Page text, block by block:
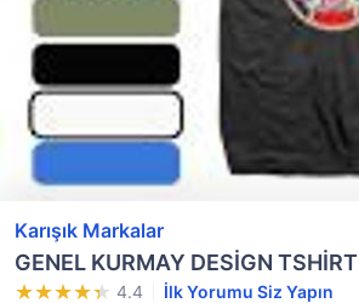
Karışık Markalar
GENEL KURMAY DESİGN TSHİRT
4.4 İlk Yorumu Siz Yapın